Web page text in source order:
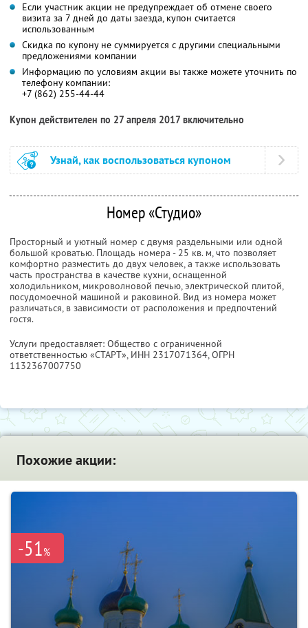
Если участник акции не предупреждает об отмене своего
визита за 7 дней до даты заезда, купон считается
использованным
Скидка по купону не суммируется с другими специальными
предложениями компании
Информацию по условиям акции вы также можете уточнить по
телефону компании:
+7 (862) 255-44-44
Купон действителен по 27 апреля 2017 включительно
Узнай, как воспользоваться купоном
Номер «Студио»
Просторный и уютный номер с двумя раздельными или одной
большой кроватью. Площадь номера - 25 кв. м, что позволяет
комфортно разместить до двух человек, а также использовать
часть пространства в качестве кухни, оснащенной
холодильником, микроволновой печью, электрической плитой,
посудомоечной машиной и раковиной. Вид из номера может
различаться, в зависимости от расположения и предпочтений
гостя.
Услуги предоставляет: Общество с ограниченной
ответственностью «СТАРТ», ИНН 2317071364, ОГРН
1132367007750
Похожие акции:
-51%